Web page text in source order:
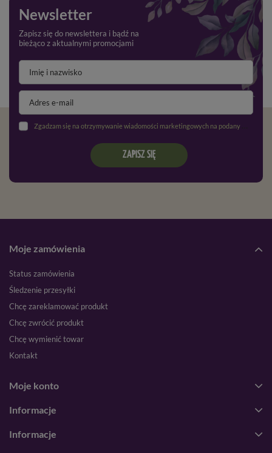
Newsletter
Zapisz się do newslettera i bądź na
bieżąco z aktualnymi promocjami
Zgadzam się na otrzymywanie wiadomości marketingowych na podany adres e-mail oraz przetwarzanie danych osobowych zgodnie z
ZAPISZ SIĘ
Moje zamówienia
Status zamówienia
Śledzenie przesyłki
Chcę zareklamować produkt
Chcę zwrócić produkt
Chcę wymienić towar
Kontakt
Moje konto
Informacje
Informacje